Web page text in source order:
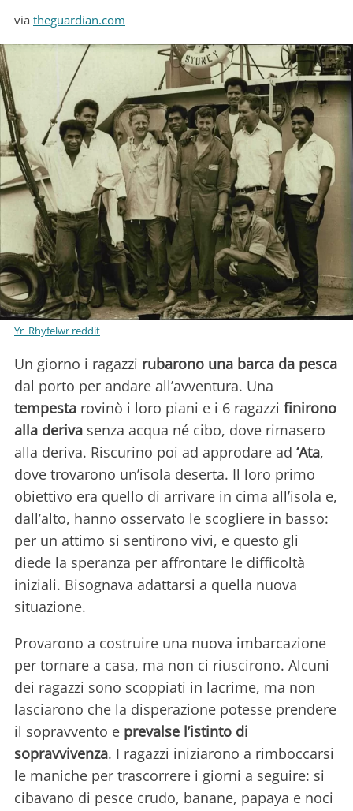
via theguardian.com
Yr_Rhyfelwr reddit
Un giorno i ragazzi rubarono una barca da pesca
dal porto per andare all’avventura. Una
tempesta rovinò i loro piani e i 6 ragazzi finirono
alla deriva senza acqua né cibo, dove rimasero
alla deriva. Riscurino poi ad approdare ad ‘Ata,
dove trovarono un’isola deserta. Il loro primo
obiettivo era quello di arrivare in cima all’isola e,
dall’alto, hanno osservato le scogliere in basso:
per un attimo si sentirono vivi, e questo gli
diede la speranza per affrontare le difficoltà
iniziali. Bisognava adattarsi a quella nuova
situazione.
Provarono a costruire una nuova imbarcazione
per tornare a casa, ma non ci riuscirono. Alcuni
dei ragazzi sono scoppiati in lacrime, ma non
lasciarono che la disperazione potesse prendere
il sopravvento e prevalse l’istinto di
sopravvivenza. I ragazzi iniziarono a rimboccarsi
le maniche per trascorrere i giorni a seguire: si
cibavano di pesce crudo, banane, papaya e noci